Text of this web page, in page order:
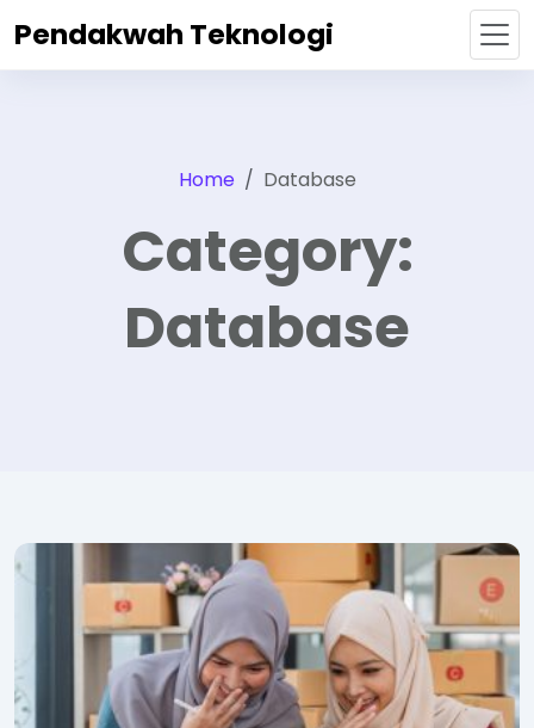
Pendakwah Teknologi
Home Database
Category:
Database